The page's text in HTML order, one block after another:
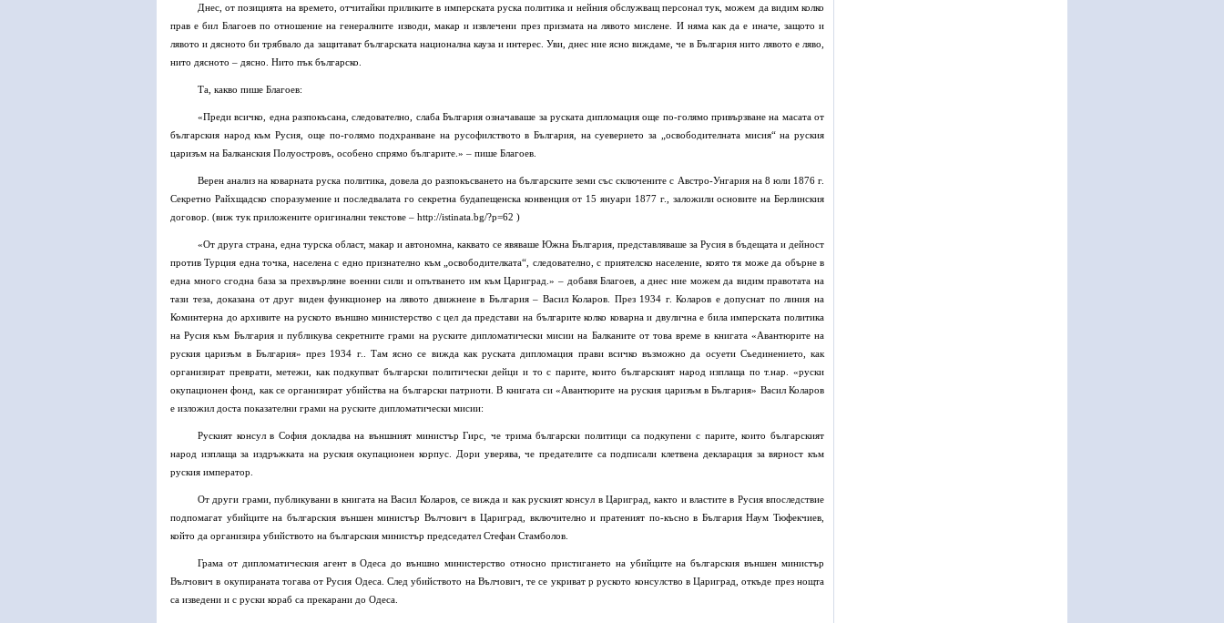
Днес, от позицията на времето, отчитайки приликите в имперската руска политика и нейния обслужващ персонал тук, можем да видим колко
прав е бил Благоев по отношение на генералните изводи, макар и извлечени през призмата на лявото мислене. И няма как да е иначе, защото и
лявото и дясното би трябвало да защитават българската национална кауза и интерес. Уви, днес ние ясно виждаме, че в България нито лявото е ляво,
нито дясното – дясно. Нито пък българско.
Та, какво пише Благоев:
«Преди всичко, една разпокъсана, следователно, слаба България означаваше за руската дипло­мация още по-голямо привързване на масата от
българ­ския народ към Русия, още по-голямо подхранване на русофилството в България, на суеверието за „освободителната мисия“ на руския
царизъм на Балканския Полу­островъ, особено спрямо българите.» – пише Благоев.
Верен анализ на коварната руска политика, довела до разпокъсването на българските земи със сключените с Австро-Унгария на 8 юли 1876 г.
Секретно Райхщадско споразумение и последвалата го секретна будапещенска конвенция от 15 януари 1877 г., заложили основите на Берлинския
договор. (виж тук приложените оригинални текстове – http://istinata.bg/?p=62 )
«От друга страна, една турска област, макар и автономна, каквато се явя­ваше Южна България, представляваше за Русия в бъдещата и дейност
против Турция една точка, населена с едно признателно към „освободителката“, следователно, с приятелско население, която тя може да обърне в
една много сгодна база за прехвърляне военни сили и опътването им към Цариград.» – добавя Благоев, а днес ние можем да видим правотата на
тази теза, доказана от друг виден функционер на лявото движнеие в България – Васил Коларов. През 1934 г. Коларов е допуснат по линия на
Коминтерна до архивите на руското външно министерство с цел да представи на българите колко коварна и двулична е била имперската политика
на Русия към България и публикува секретните грами на руските дипломатически мисии на Балканите от това време в книгата «Авантюрите на
руския царизъм в България» през 1934 г.. Там ясно се вижда как руската дипломация прави всичко възможно да осуети Съединението, как
организират преврати, метежи, как подкупват български политически дейци и то с парите, които българският народ изплаща по т.нар. «руски
окупационен фонд, как се организират убийства на български патриоти. В книгата си «Авантюрите на руския царизъм в България» Васил Коларов
е изложил доста показателни грами на руските дипломатически мисии:
Руският консул в София докладва на външният министър Гирс, че трима български политици са подкупени с парите, които българският
народ изплаща за издръжката на руския окупационен корпус. Дори уверява, че предателите са подписали клетвена декларация за вярност към
руския император.
От други грами, публикувани в книгата на Васил Коларов, се вижда и как руският консул в Цариград, както и властите в Русия впоследствие
подпомагат убийците на българския външен министър Вълчович в Цариград, включително и пратеният по-късно в България Наум Тюфекчиев,
който да организира убийството на българския министър председател Стефан Стамболов.
Грама от дипломатическия агент в Одеса до външно министерство относно пристигането на убийците на българския външен министър
Вълчович в окупираната тогава от Русия Одеса. След убийството на Вълчович, те се укриват р руското консулство в Цариград, откъде през нощта
са изведени и с руски кораб са прекарани до Одеса.